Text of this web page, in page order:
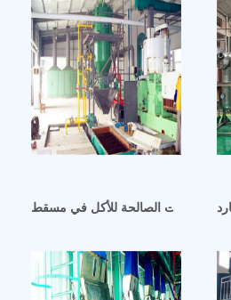
الزيوت الصالحة للأكل في مسقط